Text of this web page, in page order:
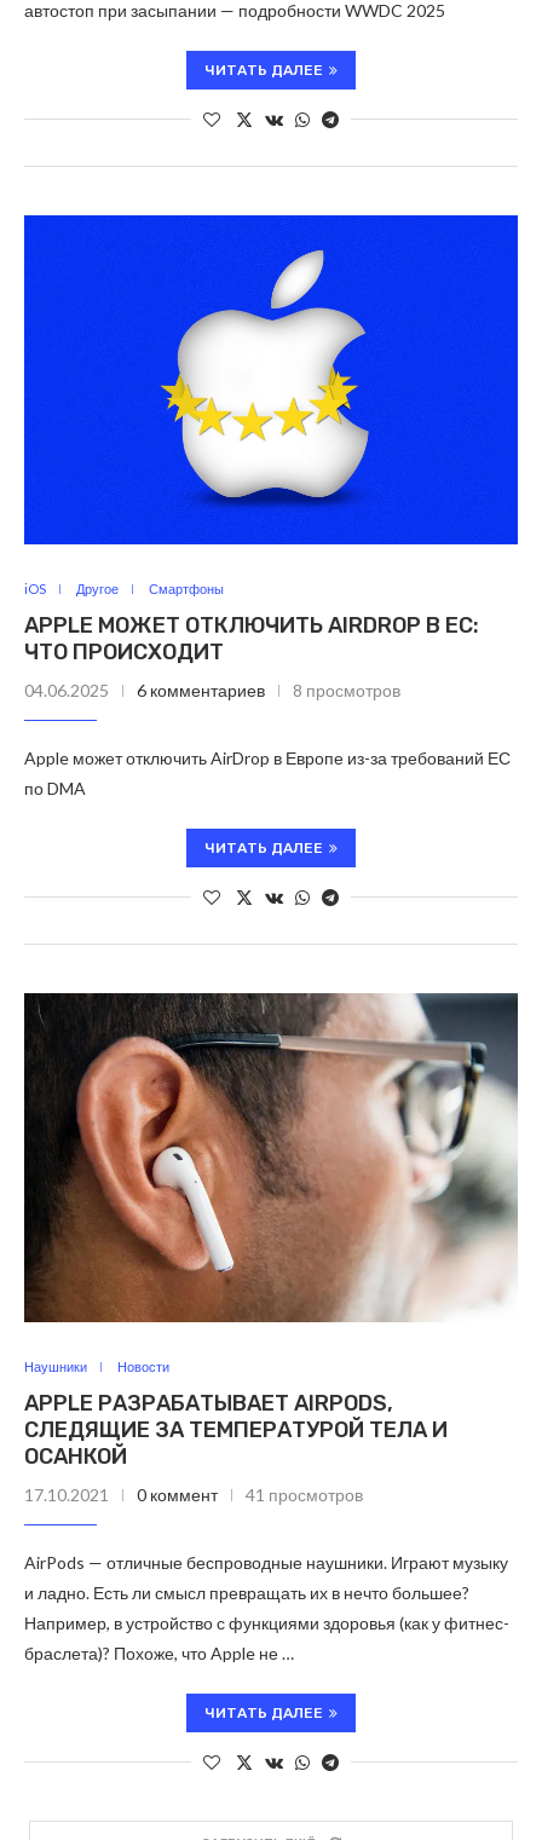
автостоп при засыпании — подробности WWDC 2025
ЧИТАТЬ ДАЛЕЕ
iOS Другое Смартфоны
APPLE МОЖЕТ ОТКЛЮЧИТЬ AIRDROP В ЕС:
ЧТО ПРОИСХОДИТ
04.06.2025 6 комментариев 8 просмотров
Apple может отключить AirDrop в Европе из-за требований ЕС
по DMA
ЧИТАТЬ ДАЛЕЕ
Наушники Новости
APPLE РАЗРАБАТЫВАЕТ AIRPODS,
СЛЕДЯЩИЕ ЗА ТЕМПЕРАТУРОЙ ТЕЛА И
ОСАНКОЙ
17.10.2021 0 коммент 41 просмотров
AirPods — отличные беспроводные наушники. Играют музыку
и ладно. Есть ли смысл превращать их в нечто большее?
Например, в устройство с функциями здоровья (как у фитнес-
браслета)? Похоже, что Apple не …
ЧИТАТЬ ДАЛЕЕ